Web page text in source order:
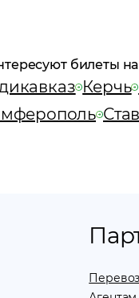
билеты
Керчь